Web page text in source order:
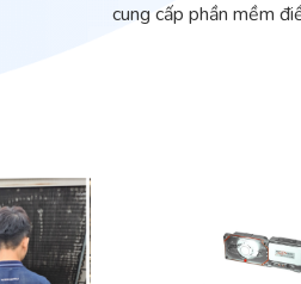
cung cấp phần mềm